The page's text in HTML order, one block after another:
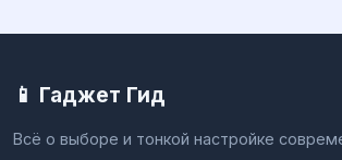
📱 Гаджет Гид
Всё о выборе и тонкой настройке